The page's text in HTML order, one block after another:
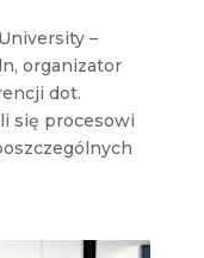
–
organizator
dot.
się procesowi